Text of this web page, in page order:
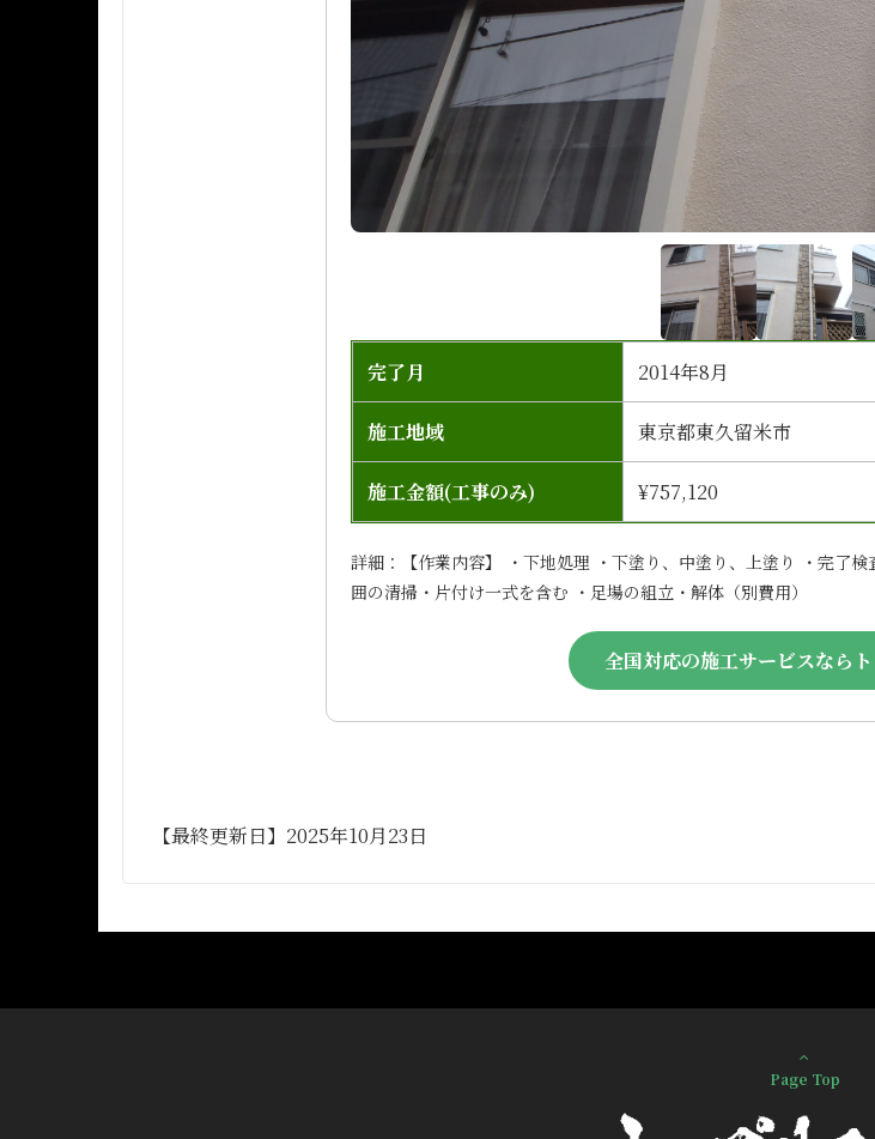
完了月 2014年8月
施工地域 東京都東久留米市
施工金額(工事のみ) ¥757,120
詳細：【作業内容】 ・下地処理 ・下塗り、中塗り、上塗り ・完了
囲の清掃・片付け一式を含む ・足場の組立・解体（別費用）
全国対応の施工サービスなら
【最終更新日】2025年10月23日
Page Top